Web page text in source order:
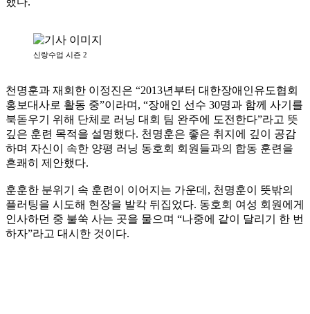
신랑수업 시즌 2
천명훈과 재회한 이정진은 “2013년부터 대한장애인유도협회
홍보대사로 활동 중”이라며, “장애인 선수 30명과 함께 사기를
북돋우기 위해 단체로 러닝 대회 팀 완주에 도전한다”라고 뜻
깊은 훈련 목적을 설명했다. 천명훈은 좋은 취지에 깊이 공감
하며 자신이 속한 양평 러닝 동호회 회원들과의 합동 훈련을
흔쾌히 제안했다.
훈훈한 분위기 속 훈련이 이어지는 가운데, 천명훈이 뜻밖의
플러팅을 시도해 현장을 발칵 뒤집었다. 동호회 여성 회원에게
인사하던 중 불쑥 사는 곳을 물으며 “나중에 같이 달리기 한 번
하자”라고 대시한 것이다.